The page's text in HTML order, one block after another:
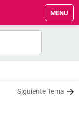
MENU
Siguiente Tema